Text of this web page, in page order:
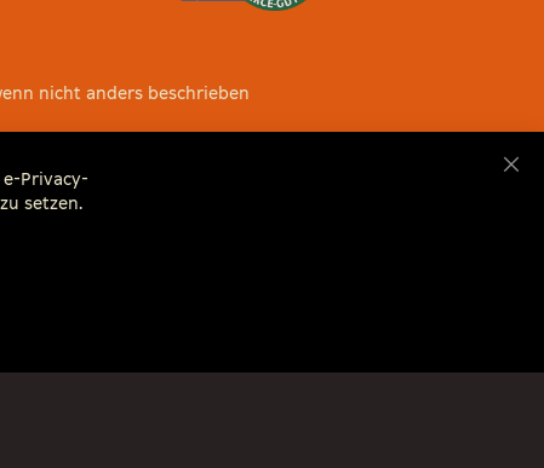
nicht anders beschrieben
Privacy-
setzen.